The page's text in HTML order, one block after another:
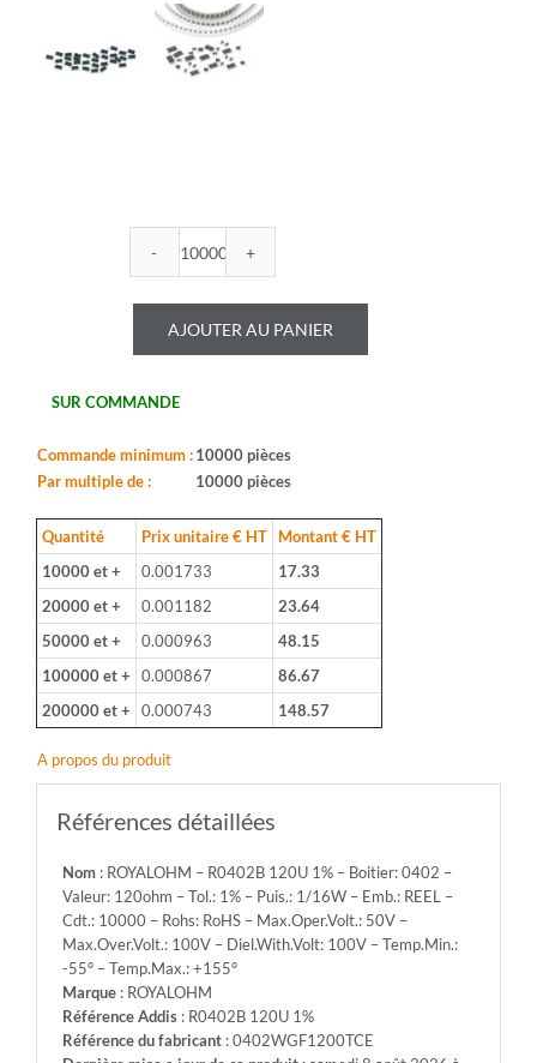
quantité
ROYALOHM
-
R0402B
Boitier:
0402
Valeur:
120ohm
-
Tol.:
1%
-
Puis.:
1/16W
-
-
Cdt.:
Rohs:
RoHS
-
Max.Oper.Volt.:
50V
-
Max.Over.Volt.:
100V
AJOUTER AU PANIER
SUR COMMANDE
Commande minimum :10000 pièces
Par multiple de :
10000 pièces
Quantité Prix unitaire € HT
Montant € HT
10000 et +
0.001733
17.33
20000 et +
0.001182
23.64
50000 et +
0.000963
48.15
100000 et +
0.000867
86.67
200000 et +
0.000743 148.57
A propos du produit
Références détaillées
Nom: ROYALOHM – R0402B 120U 1% – Boitier: 0402 –
Valeur: 120ohm – Tol.: 1% – Puis.: 1/16W – Emb.: REEL –
Cdt.: 10000 – Rohs: RoHS – Max.Oper.Volt.: 50V –
Max.Over.Volt.: 100V – Diel.With.Volt: 100V – Temp.Min.:
-55° – Temp.Max.: +155°
Marque: ROYALOHM
Référence Addis: R0402B 120U 1%
Référence du fabricant: 0402WGF1200TCE